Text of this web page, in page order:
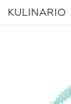
KULINARIO